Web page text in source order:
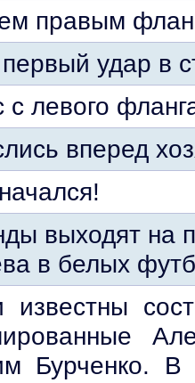
правым
удар в
с левого
вперед
выходят на
в белых
известны
Бурченко. В